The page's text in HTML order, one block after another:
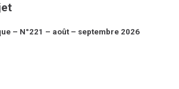
– N°221 – août – septembre 2026